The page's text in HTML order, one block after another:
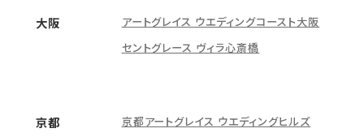
大阪
アートグレイス ウエディングコースト大阪
セントグレース ヴィラ心斎橋
京都 京都アートグレイス ウエディングヒルズ